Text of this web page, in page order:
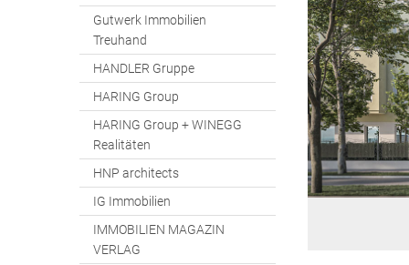
Gutwerk Immobilien
Treuhand
HANDLER Gruppe
HARING Group
HARING Group + WINEGG
Realitäten
HNP architects
IG Immobilien
IMMOBILIEN MAGAZIN
VERLAG